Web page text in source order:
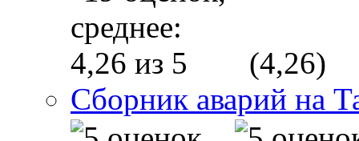
(4,26)
Сборник аварий на